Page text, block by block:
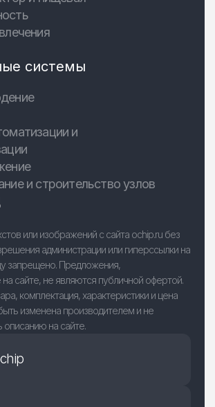
системы
и
и строительство узлов
или изображений с сайта ochip.ru без
администрации или гиперссылки на
запрещено. Предложения,
сайте, не являются публичной офертой.
комплектация, характеристики и цена
изменена производителем и не
описанию на сайте.